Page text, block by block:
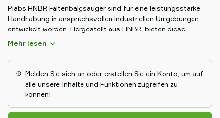
Piabs HNBR Faltenbalgsauger sind für eine leistungsstarke
Handhabung in anspruchsvollen industriellen Umgebungen
entwickelt worden. Hergestellt aus HNBR, bieten diese
Saugnäpfe eine hervorragende Beständigkeit gegen Hitze, Öl
hervorragende Anpassungsfähigkeit an unebene Oberflächen
und gleicht Höhenunterschiede aus, um einen sicheren und
zuverlässigen Halt zu gewährleisten. Die HNBR-Balgsaugnäpfe
sind ideal für den Einsatz in der Automobilindustrie und bei
gleichbleibende Leistung in anspruchsvollen Umgebungen.
Mehr lesen
Melden Sie sich an oder erstellen Sie ein Konto, um auf
alle unsere Inhalte und Funktionen zugreifen zu
können!